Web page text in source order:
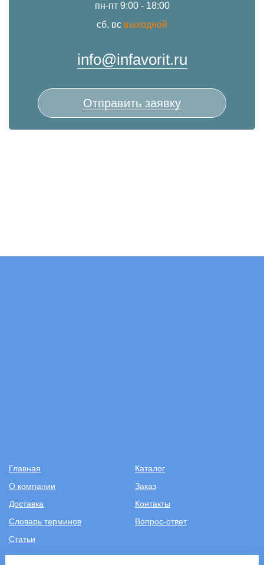
пн-пт 9:00 - 18:00
сб, вс выходной
info@infavorit.ru
Отправить заявку
Главная
Каталог
О компании
Заказ
Доставка
Контакты
Словарь терминов
Вопрос-ответ
Статьи